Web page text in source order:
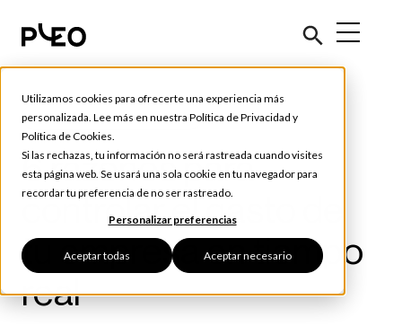
Utilizamos cookies para ofrecerte una experiencia más
personalizada. Lee más en nuestra Política de Privacidad y
Política de Cookies.
Si las rechazas, tu información no será rastreada cuando visites
esta página web. Se usará una sola cookie en tu navegador para
recordar tu preferencia de no ser rastreado.
Personalizar preferencias
Aceptar todas Aceptar necesario
Consejos y Herramientas
6 razones para
controlar el gasto de
tu empresa en tiempo
real